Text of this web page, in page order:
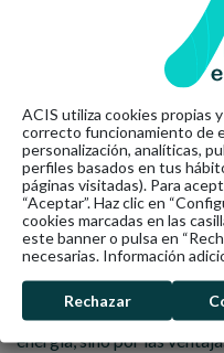
mecanismo
te permitirá dar la orden de
siempre baje o suba el
viajes con el ascensor vacío.
Además, como lo
instalar sensores de luz
cuando haya una persona
Nuestro
autoconsumo
La instalación de placas
lugar a duda la mejor
comunidad. No solo
energía, sino por las
ACIS utiliza cookies propias
correcto funcionamiento de
personalización, analíticas,
perfiles basados en tus
páginas visitadas). Para
“Aceptar”. Haz clic en
cookies marcadas en las
este banner o pulsa en
necesarias. Información
Rechazar